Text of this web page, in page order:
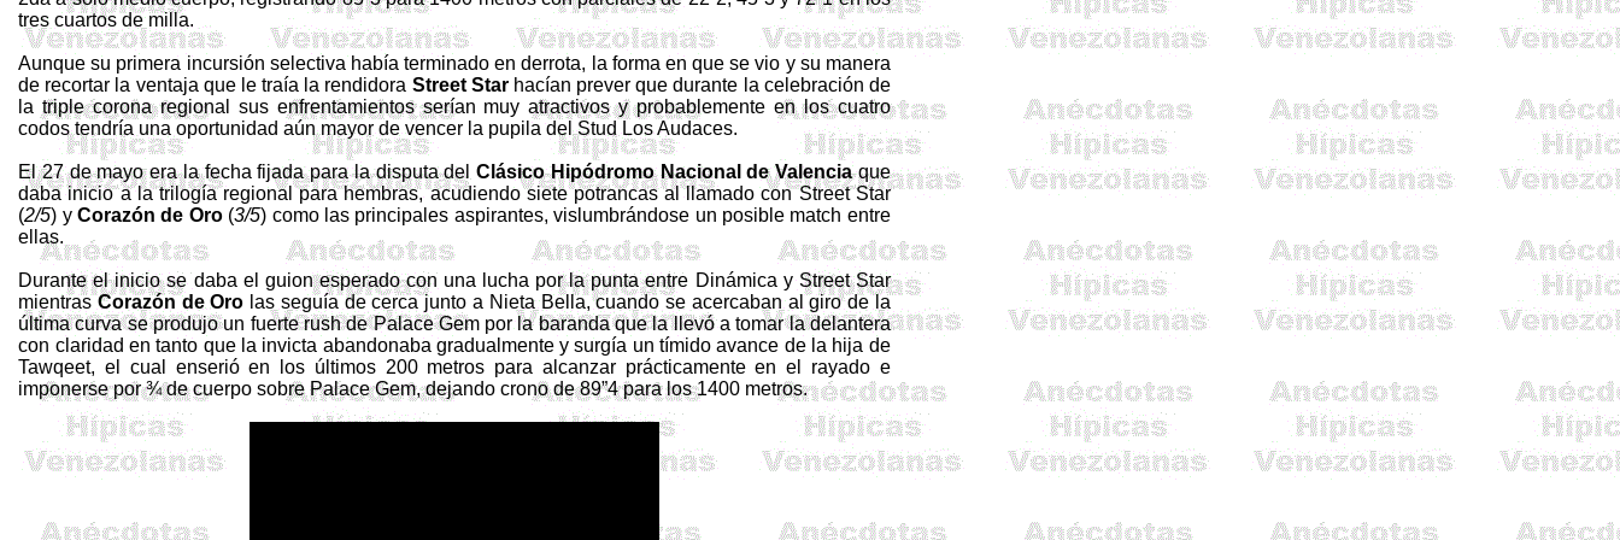
tres cuartos de milla.
Aunque su primera incursión selectiva había terminado en derrota, la forma en que se vio y su manera
de recortar la ventaja que le traía la rendidora Street Starhacían prever que durante la celebración de
la triple corona regional sus enfrentamientos serían muy atractivos y probablemente en los cuatro
codos tendría una oportunidad aún mayor de vencer la pupila del Stud Los Audaces.
El 27 de mayo era la fecha fijada para la disputa delClásico Hipódromo Nacional de Valenciaque
daba inicio a la trilogía regional para hembras, acudiendo siete potrancas al llamado con StreetStar
(2/5) y Corazón de Oro(3/5) como las principales aspirantes, vislumbrándose un posible match entre
ellas.
Durante el inicio se daba el guion esperado con una lucha por la punta entre Dinámica y StreetStar
mientrasCorazón de Oro las seguía de cerca junto a Nieta Bella, cuando se acercaban al giro de la
última curva se produjo un fuerterushde PalaceGempor la baranda que la llevó a tomar la delantera
con claridad en tanto que la invicta abandonaba gradualmente y surgía un tímido avance de la hija de
Tawqeet, el cual enserió en los últimos 200 metros para alcanzar prácticamente en el rayado e
imponerse por ¾ de cuerpo sobre PalaceGem, dejando crono de 89”4 para los 1400 metros.